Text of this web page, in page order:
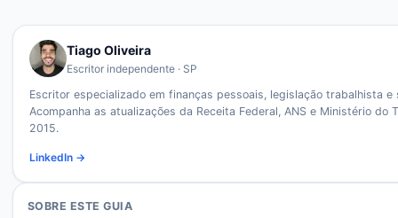
Tiago Oliveira
Escritor independente · SP
Escritor especializado em finanças pessoais, legislação trabalhista e
Acompanha as atualizações da Receita Federal, ANS e Ministério do
2015.
LinkedIn →
SOBRE ESTE GUIA